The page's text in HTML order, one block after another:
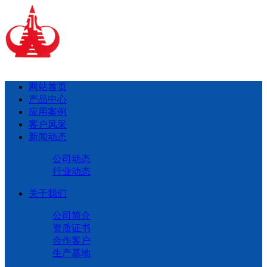
网站首页
产品中心
应用案例
客户风采
新闻动态
公司动态
行业动态
关于我们
公司简介
资质证书
合作客户
生产基地